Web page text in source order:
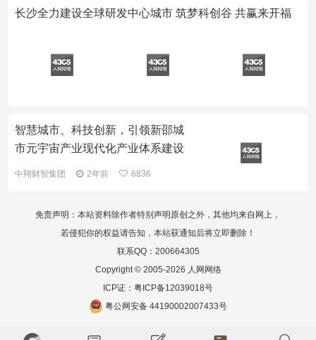
长沙全力建设全球研发中心城市 筑梦科创谷 共赢来开福
智慧城市、科技创新，引领新邵城
市元宇宙产业现代化产业体系建设
中翔财智集团 2年前 6836
免责声明：本站资料除作者特别声明原创之外，其他均来自网上，
若侵犯你的权益请告知，本站获通知后将立即删除！
联系QQ：200664305
Copyright © 2005-2026 人网网络
ICP证： 粤ICP备12039018号
粤公网安备 44190002007433号